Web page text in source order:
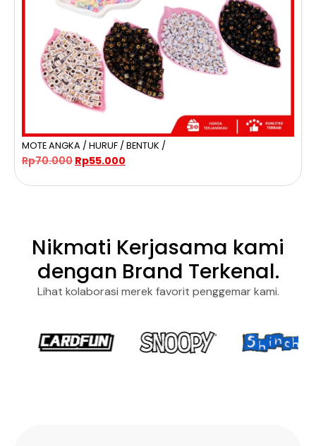
MOTE ANGKA / HURUF / BENTUK /
Rp70.000 Rp55.000
Nikmati Kerjasama kami
dengan Brand Terkenal.
Lihat kolaborasi merek favorit penggemar kami.